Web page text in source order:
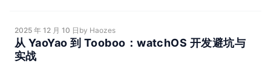
2025 年 12 月 10 日 by Haozes
从 YaoYao 到 Tooboo：watchOS 开发避坑与
实战